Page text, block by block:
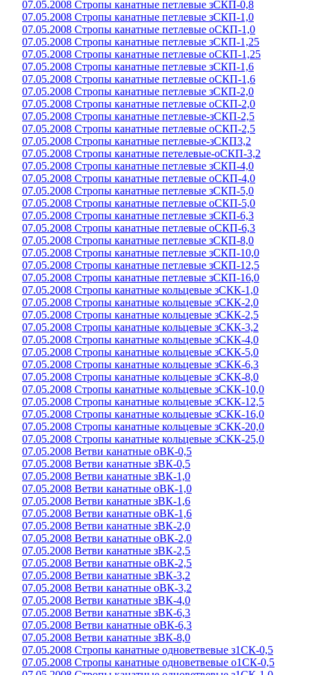
07.05.2008 Стропы канатные петлевые зСКП-0,8
07.05.2008 Стропы канатные петлевые зСКП-1,0
07.05.2008 Стропы канатные петлевые оСКП-1,0
07.05.2008 Стропы канатные петлевые зСКП-1,25
07.05.2008 Стропы канатные петлевые оСКП-1,25
07.05.2008 Стропы канатные петлевые зСКП-1,6
07.05.2008 Стропы канатные петлевые оСКП-1,6
07.05.2008 Стропы канатные петлевые зСКП-2,0
07.05.2008 Стропы канатные петлевые оСКП-2,0
07.05.2008 Стропы канатные петлевые-зСКП-2,5
07.05.2008 Стропы канатные петлевые оСКП-2,5
07.05.2008 Стропы канатные петлевые-зСКП3,2
07.05.2008 Стропы канатные петелевые-оСКП-3,2
07.05.2008 Стропы канатные петлевые зСКП-4,0
07.05.2008 Стропы канатные петлевые оСКП-4,0
07.05.2008 Стропы канатные петлевые зСКП-5,0
07.05.2008 Стропы канатные петлевые оСКП-5,0
07.05.2008 Стропы канатные петлевые зСКП-6,3
07.05.2008 Стропы канатные петлевые оСКП-6,3
07.05.2008 Стропы канатные петлевые зСКП-8,0
07.05.2008 Стропы канатные петлевые зСКП-10,0
07.05.2008 Стропы канатные петлевые зСКП-12,5
07.05.2008 Стропы канатные петлевые зСКП-16,0
07.05.2008 Стропы канатные кольцевые зСКК-1,0
07.05.2008 Стропы канатные кольцевые зСКК-2,0
07.05.2008 Стропы канатные кольцевые зСКК-2,5
07.05.2008 Стропы канатные кольцевые зСКК-3,2
07.05.2008 Стропы канатные кольцевые зСКК-4,0
07.05.2008 Стропы канатные кольцевые зСКК-5,0
07.05.2008 Стропы канатные кольцевые зСКК-6,3
07.05.2008 Стропы канатные кольцевые зСКК-8,0
07.05.2008 Стропы канатные кольцевые зСКК-10,0
07.05.2008 Стропы канатные кольцевые зСКК-12,5
07.05.2008 Стропы канатные кольцевые зСКК-16,0
07.05.2008 Стропы канатные кольцевые зСКК-20,0
07.05.2008 Стропы канатные кольцевые зСКК-25,0
07.05.2008 Ветви канатные оВК-0,5
07.05.2008 Ветви канатные зВК-0,5
07.05.2008 Ветви канатные зВК-1,0
07.05.2008 Ветви канатные оВК-1,0
07.05.2008 Ветви канатные зВК-1,6
07.05.2008 Ветви канатные оВК-1,6
07.05.2008 Ветви канатные зВК-2,0
07.05.2008 Ветви канатные оВК-2,0
07.05.2008 Ветви канатные зВК-2,5
07.05.2008 Ветви канатные оВК-2,5
07.05.2008 Ветви канатные зВК-3,2
07.05.2008 Ветви канатные оВК-3,2
07.05.2008 Ветви канатные зВК-4,0
07.05.2008 Ветви канатные зВК-6,3
07.05.2008 Ветви канатные оВК-6,3
07.05.2008 Ветви канатные зВК-8,0
07.05.2008 Стропы канатные одноветвевые з1СК-0,5
07.05.2008 Стропы канатные одноветвевые о1СК-0,5